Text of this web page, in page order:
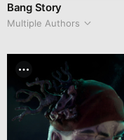
Bang Story
Multiple Authors